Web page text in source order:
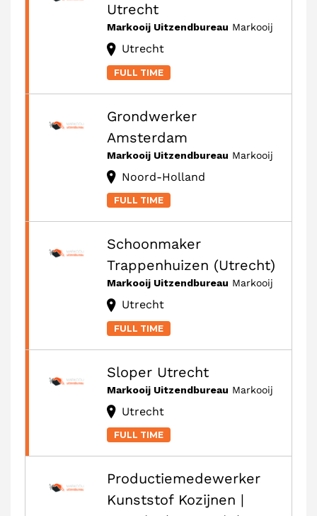
Utrecht
Markooij Uitzendbureau Markooij
Utrecht
FULL TIME
Grondwerker
Amsterdam
Markooij Uitzendbureau Markooij
Noord-Holland
FULL TIME
Schoonmaker
Trappenhuizen (Utrecht)
Markooij Uitzendbureau Markooij
Utrecht
FULL TIME
Sloper Utrecht
Markooij Uitzendbureau Markooij
Utrecht
FULL TIME
Productiemedewerker
Kunststof Kozijnen |